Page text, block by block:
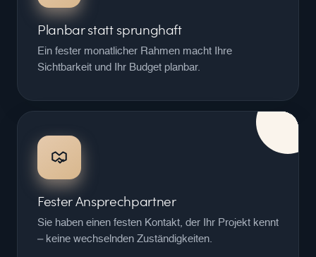
Planbar statt sprunghaft
Ein fester monatlicher Rahmen macht Ihre
Sichtbarkeit und Ihr Budget planbar.
Fester Ansprechpartner
Sie haben einen festen Kontakt, der Ihr Projekt kennt
– keine wechselnden Zuständigkeiten.